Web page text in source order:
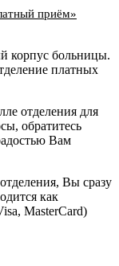
приём»
корпус больницы.
платных
отделения для
обратитесь
Вам
Вы сразу
как
MasterCard)